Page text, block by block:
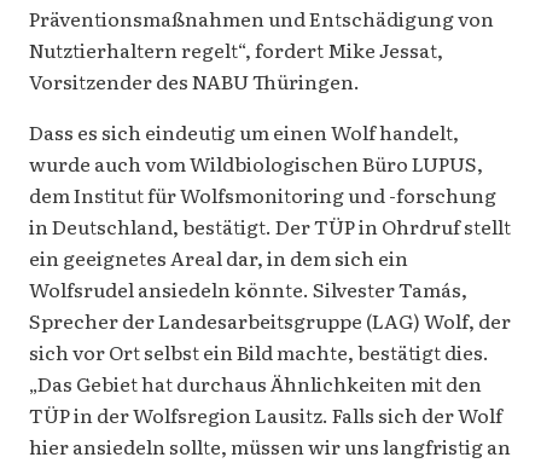
Präventionsmaßnahmen und Entschädigung von
Nutztierhaltern regelt“, fordert Mike Jessat,
Vorsitzender des NABU Thüringen.
Dass es sich eindeutig um einen Wolf handelt,
wurde auch vom Wildbiologischen Büro LUPUS,
dem Institut für Wolfsmonitoring und -forschung
in Deutschland, bestätigt. Der TÜP in Ohrdruf stellt
ein geeignetes Areal dar, in dem sich ein
Wolfsrudel ansiedeln könnte. Silvester Tamás,
Sprecher der Landesarbeitsgruppe (LAG) Wolf, der
sich vor Ort selbst ein Bild machte, bestätigt dies.
„Das Gebiet hat durchaus Ähnlichkeiten mit den
TÜP in der Wolfsregion Lausitz. Falls sich der Wolf
hier ansiedeln sollte, müssen wir uns langfristig an